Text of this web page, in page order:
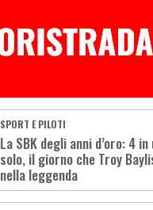
SPORT E PILOTI
La SBK degli anni d’oro: 4
solo, il giorno che Troy
nella leggenda